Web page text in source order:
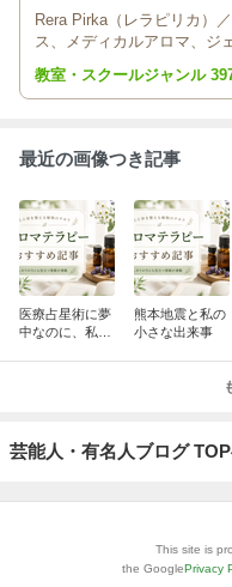
Rera Pirka（レラピリカ）
ス、メディカルアロマ、ジ
するスクール＆サロンです
いくお手伝いをしています。
教室・スクールジャンル
最近の画像つき記事
医療占星術に夢
中なのに、私の
熊本地震と私の
小さな出来事
芸能人・有名人ブログ
This site is
the GooglePrivacy